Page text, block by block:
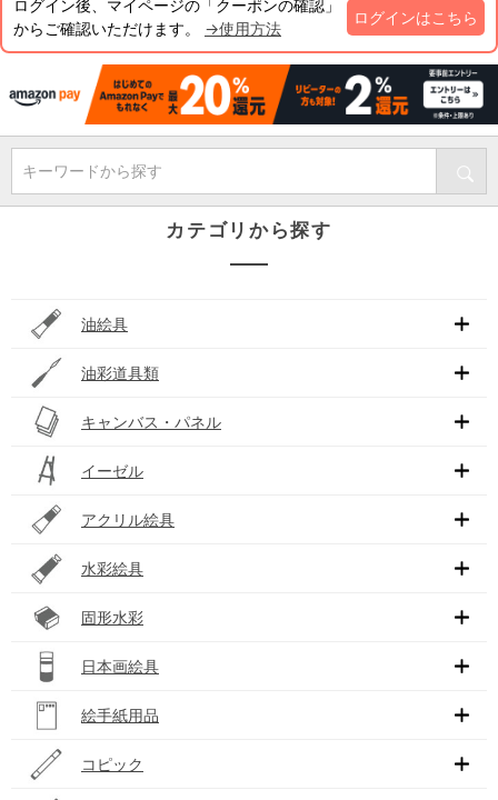
ログイン後、マイページの「クーポンの確認」
からご確認いただけます。 →使用方法
ログインはこちら
キーワードから探す
カテゴリから探す
油絵具
油彩道具類
キャンバス・パネル
イーゼル
アクリル絵具
水彩絵具
固形水彩
日本画絵具
絵手紙用品
コピック